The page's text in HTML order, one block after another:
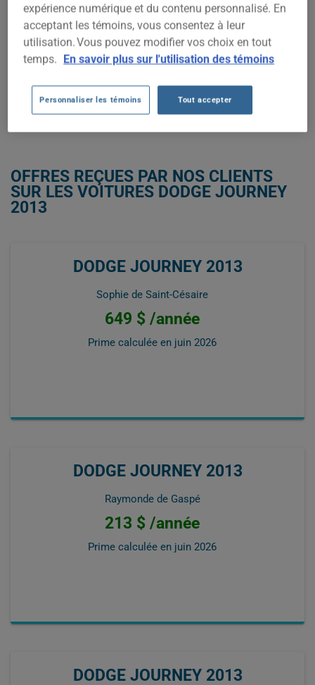
Essayez un autre modèle ou une autre année, ou
commencez une soumission pour un prix personnalisé.
Pour trouver la meilleur assurance pour votre véhicule DODGE
JOURNEY 2013, il est plus important que jamais de comparer
les options disponibles.
OBTENEZ UNE ASSURANCE À BAS PRIX POUR VOTRE DODGE JOURNEY
OFFRES REÇUES PAR NOS CLIENTS
SUR LES VOITURES DODGE JOURNEY
2013
DODGE JOURNEY 2013
Sophie de Saint-Césaire
649 $ /année
Prime calculée en juin 2026
DODGE JOURNEY 2013
Raymonde de Gaspé
213 $ /année
Prime calculée en juin 2026
DODGE JOURNEY 2013
expérience numérique et du contenu personnalisé. En
acceptant les témoins, vous consentez à leur
utilisation. Vous pouvez modifier vos choix en tout
temps. En savoir plus sur l'utilisation des témoins
Personnaliser les témoins Tout accepter